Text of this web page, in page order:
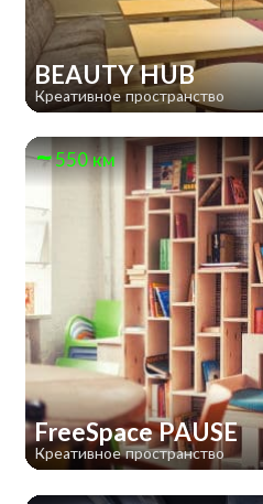
BEAUTY HUB
Креативное пространство
550 км
FreeSpace PAUSE
Креативное пространство